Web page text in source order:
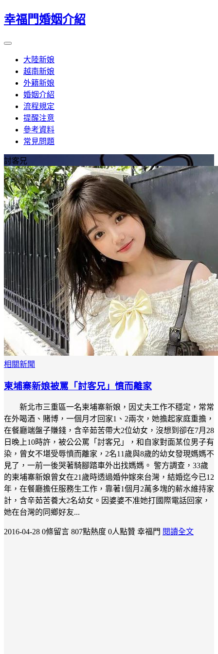
幸福門婚姻介紹
大陸新娘
越南新娘
外籍新娘
婚姻介紹
流程規定
提醒注意
參考資料
常見問題
討客兄
相關新聞
柬埔寨新娘被罵「討客兄」憤而離家
新北市三重區一名柬埔寨新娘，因丈夫工作不穩定，常常
在外喝酒、賭博，一個月才回家1、2兩次，她擔起家庭重擔，
在餐廳端盤子賺錢，含辛茹苦帶大2位幼女，沒想到卻在7月28
日晚上10時許，被公公罵「討客兄」，和自家對面某位男子有
染，曾女不堪受辱憤而離家，2名11歲與8歲的幼女發現媽媽不
見了，一前一後哭著騎腳踏車外出找媽媽。 警方調查，33歲
的柬埔寨新娘曾女在21歲時透過婚仲嫁來台灣，結婚迄今已12
年，在餐廳擔任服務生工作，靠著1個月2萬多塊的薪水維持家
計，含辛茹苦養大2名幼女。因婆婆不准她打國際電話回家，
她在台灣的同鄉好友...
2016-04-28 0條留言 807點熱度 0人點贊 幸福門 閱讀全文